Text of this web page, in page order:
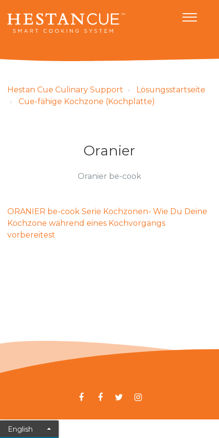
Hestan Cue Culinary Support
Lösungsstartseite
Cue-fähige Kochzone (Kochplatte)
Oranier
Oranier be-cook
ORANIER be-cook Serie Kochzonen- Wie Du Deine
Kochzone während eines Kochvorgangs
vorbereitest
English